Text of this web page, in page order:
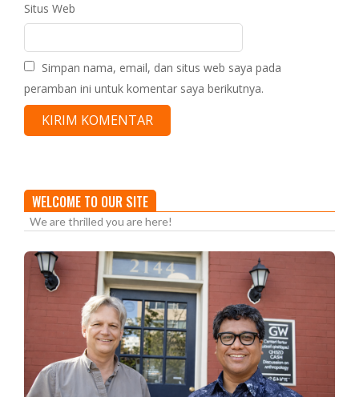
Situs Web
Simpan nama, email, dan situs web saya pada
peramban ini untuk komentar saya berikutnya.
WELCOME TO OUR SITE
We are thrilled you are here!